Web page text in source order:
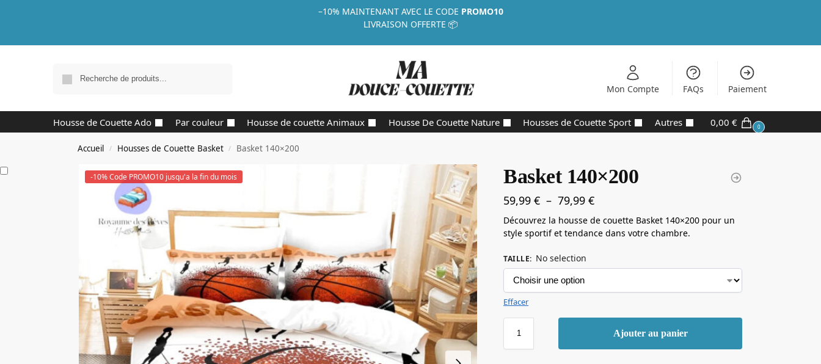
–10% MAINTENANT AVEC LE CODE PROMO10
LIVRAISON OFFERTE 📦
Mon Compte FAQs Paiement
Housse de Couette Ado Par couleur Housse de couette Animaux Housse De Couette Nature Housses de Couette Sport Autres 0,00 € 0
Accueil / Housses de Couette Basket / Basket 140×200
-10% Code PROMO10 jusqu'a la fin du mois Basket 140×200
59,99€ – 79,99€
Découvrez la housse de couette Basket 140×200 pour un
style sportif et tendance dans votre chambre.
TAILLE: No selection
Effacer
Ajouter au panier